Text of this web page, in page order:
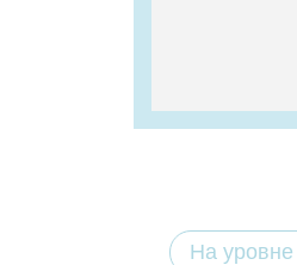
На уровне